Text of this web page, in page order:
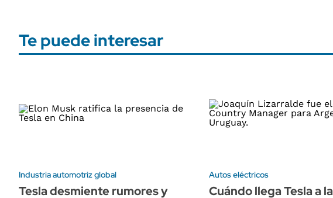
Te puede interesar
Industria automotriz global
Tesla desmiente rumores y
Autos eléctricos
Cuándo llega Tesla a la